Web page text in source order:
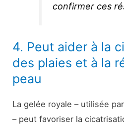
confirmer ces
4. Peut aider à la
des plaies et à la
peau
La gelée royale – utilisée
– peut favoriser la